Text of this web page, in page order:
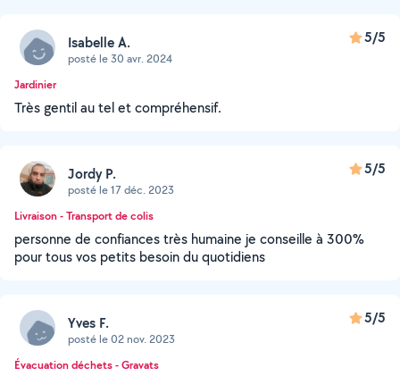
Isabelle A.
posté le 30 avr. 2024
5/5
Jardinier
Très gentil au tel et compréhensif.
Jordy P.
posté le 17 déc. 2023
5/5
Livraison - Transport de colis
personne de confiances très humaine je conseille à 300%
pour tous vos petits besoin du quotidiens
Yves F.
posté le 02 nov. 2023
5/5
Évacuation déchets - Gravats